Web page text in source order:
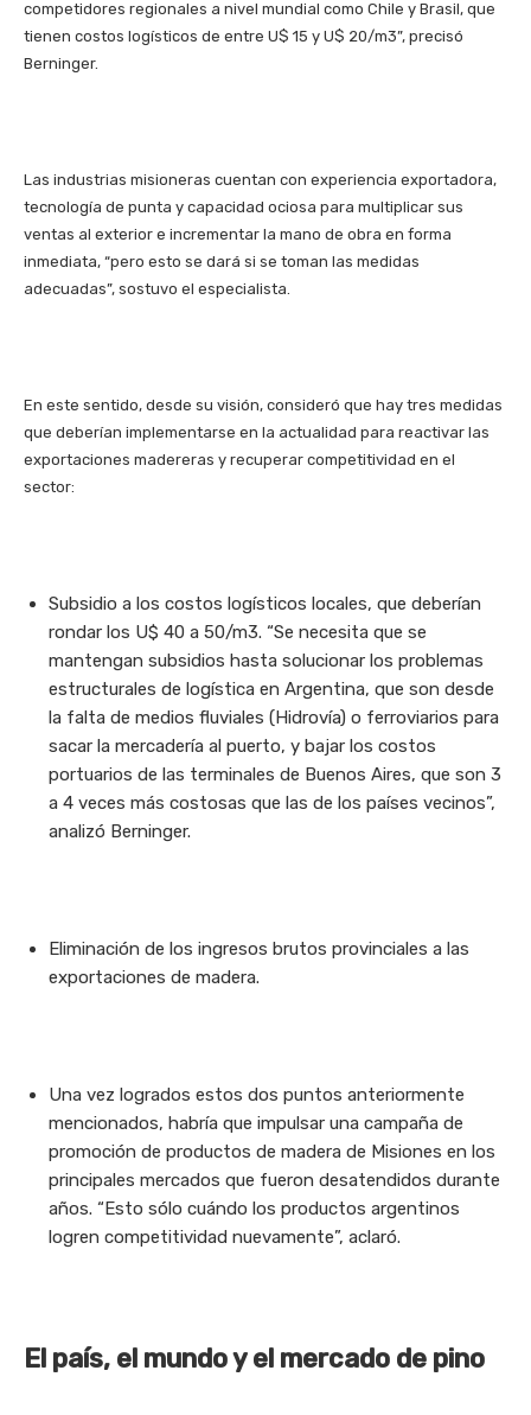
competidores regionales a nivel mundial como Chile y Brasil, que
tienen costos logísticos de entre U$ 15 y U$ 20/m3”, precisó
Berninger.
Las industrias misioneras cuentan con experiencia exportadora,
tecnología de punta y capacidad ociosa para multiplicar sus
ventas al exterior e incrementar la mano de obra en forma
inmediata, “pero esto se dará si se toman las medidas
adecuadas”, sostuvo el especialista.
En este sentido, desde su visión, consideró que hay tres medidas
que deberían implementarse en la actualidad para reactivar las
exportaciones madereras y recuperar competitividad en el
sector:
Subsidio a los costos logísticos locales, que deberían
rondar los U$ 40 a 50/m3. “Se necesita que se
mantengan subsidios hasta solucionar los problemas
estructurales de logística en Argentina, que son desde
la falta de medios fluviales (Hidrovía) o ferroviarios para
sacar la mercadería al puerto, y bajar los costos
portuarios de las terminales de Buenos Aires, que son 3
a 4 veces más costosas que las de los países vecinos”,
analizó Berninger.
Eliminación de los ingresos brutos provinciales a las
exportaciones de madera.
Una vez logrados estos dos puntos anteriormente
mencionados, habría que impulsar una campaña de
promoción de productos de madera de Misiones en los
principales mercados que fueron desatendidos durante
años. “Esto sólo cuándo los productos argentinos
logren competitividad nuevamente”, aclaró.
El país, el mundo y el mercado de pino